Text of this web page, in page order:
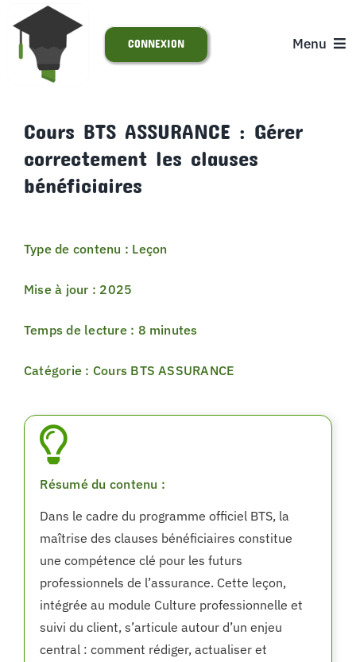
Passer
contenu
Menu
S’INSCRIRE
SUPPORT
CONNEXION
Cours BTS ASSURANCE : Gérer
correctement les clauses
bénéficiaires
Type de contenu : Leçon
Mise à jour : 2025
Temps de lecture : 8 minutes
Catégorie : Cours BTS ASSURANCE
Résumé du contenu :
Dans le cadre du programme officiel BTS, la
maîtrise des clauses bénéficiaires constitue
une compétence clé pour les futurs
professionnels de l’assurance. Cette leçon,
intégrée au module Culture professionnelle et
suivi du client, s’articule autour d’un enjeu
central : comment rédiger, actualiser et